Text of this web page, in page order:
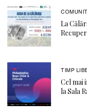
La
TIMP
Cel mai
la Sala